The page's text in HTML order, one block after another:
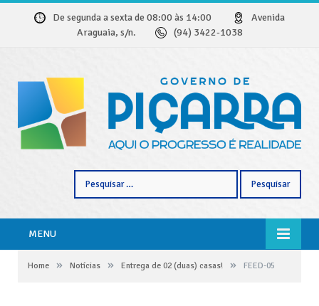
De segunda a sexta de 08:00 às 14:00
Avenida
Araguaia, s/n.
(94) 3422-1038
MENU
Home » Notícias » Entrega de 02 (duas) casas! » FEED-05